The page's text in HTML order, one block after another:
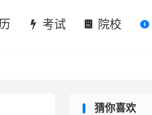
考试 院校
猜你喜欢